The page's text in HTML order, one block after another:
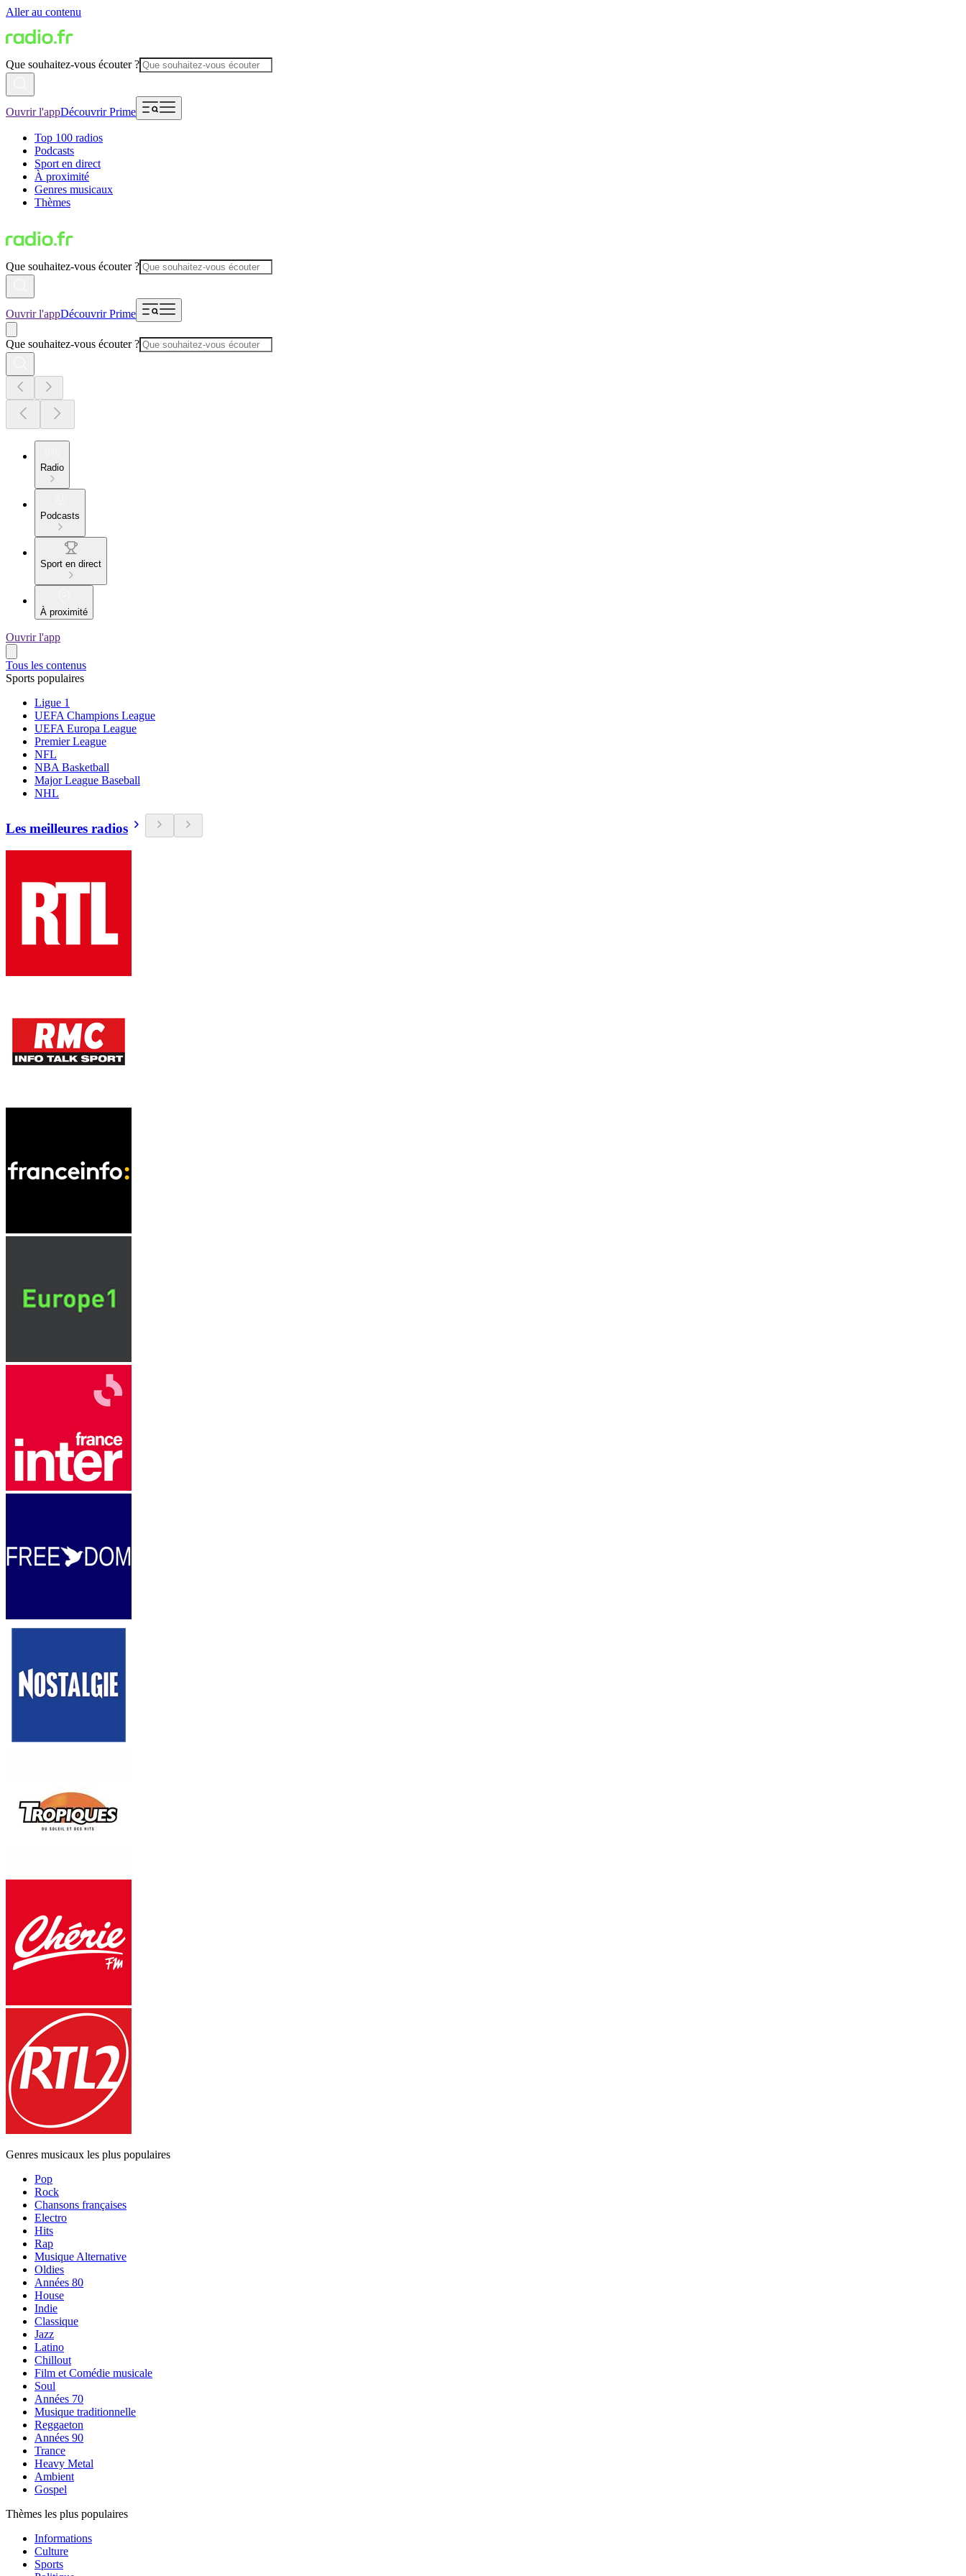
Aller au contenu
Que souhaitez-vous écouter ?
Ouvrir l'appDécouvrir Prime
Top 100 radios
Podcasts
Sport en direct
À proximité
Genres musicaux
Thèmes
Que souhaitez-vous écouter ?
Ouvrir l'appDécouvrir Prime
Que souhaitez-vous écouter ?
Radio
Podcasts
Sport en direct
À proximité
Ouvrir l'app
Tous les contenus
Sports populaires
Ligue 1
UEFA Champions League
UEFA Europa League
Premier League
NFL
NBA Basketball
Major League Baseball
NHL
Les meilleures radios
Genres musicaux les plus populaires
Pop
Rock
Chansons françaises
Electro
Hits
Rap
Musique Alternative
Oldies
Années 80
House
Indie
Classique
Jazz
Latino
Chillout
Film et Comédie musicale
Soul
Années 70
Musique traditionnelle
Reggaeton
Années 90
Trance
Heavy Metal
Ambient
Gospel
Thèmes les plus populaires
Informations
Culture
Sports